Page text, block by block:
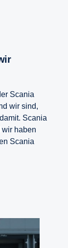
Scania
wir sind,
Scania
wir haben
Scania